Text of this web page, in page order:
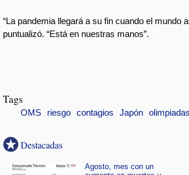
“La pandemia llegará a su fin cuando el mundo
puntualizó. “Está en nuestras manos”.
Tags
OMS riesgo contagios Japón olimpiadas
Destacadas
Agosto, mes con un